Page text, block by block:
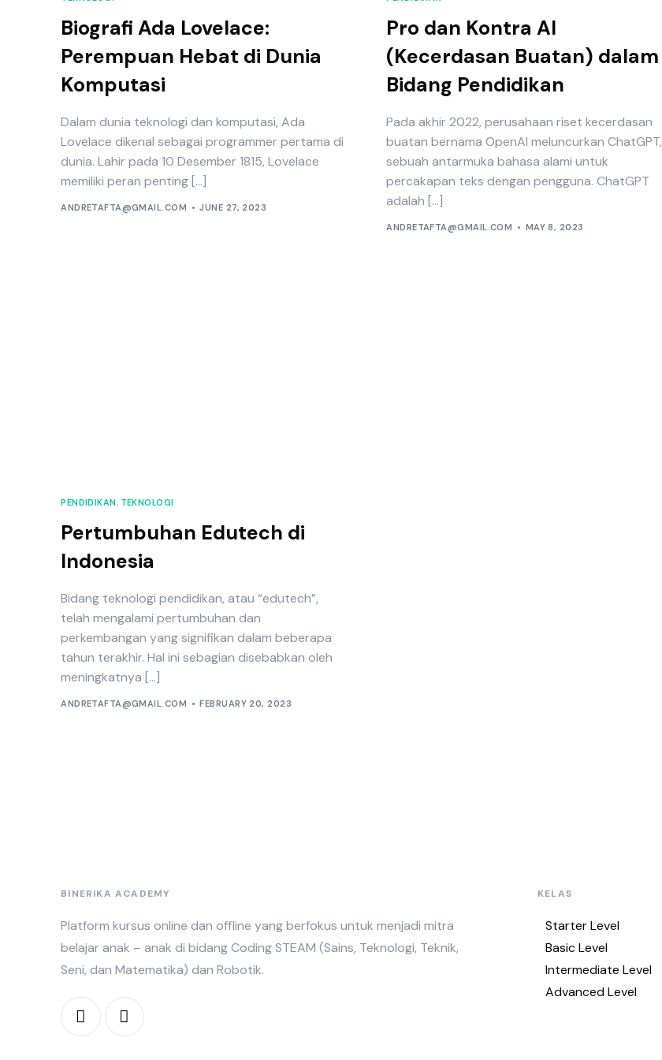
Biografi Ada Lovelace:
Perempuan Hebat di Dunia
Komputasi
Dalam dunia teknologi dan komputasi, Ada
Lovelace dikenal sebagai programmer pertama di
dunia. Lahir pada 10 Desember 1815, Lovelace
memiliki peran penting […]
ANDRETAFTA@GMAIL.COM JUNE 27, 2023
Pro dan Kontra AI
(Kecerdasan Buatan) dalam
Bidang Pendidikan
Pada akhir 2022, perusahaan riset kecerdasan
buatan bernama OpenAI meluncurkan ChatGPT,
sebuah antarmuka bahasa alami untuk
percakapan teks dengan pengguna. ChatGPT
adalah […]
ANDRETAFTA@GMAIL.COM MAY 8, 2023
PENDIDIKAN, TEKNOLOGI
Pertumbuhan Edutech di
Indonesia
Bidang teknologi pendidikan, atau “edutech”,
telah mengalami pertumbuhan dan
perkembangan yang signifikan dalam beberapa
tahun terakhir. Hal ini sebagian disebabkan oleh
meningkatnya […]
ANDRETAFTA@GMAIL.COM FEBRUARY 20, 2023
BINERIKA ACADEMY
Platform kursus online dan offline yang berfokus untuk menjadi mitra
belajar anak – anak di bidang Coding STEAM(Sains, Teknologi, Teknik,
Seni, dan Matematika) dan Robotik.
KELAS
Starter Level
Basic Level
Intermediate Level
Advanced Level